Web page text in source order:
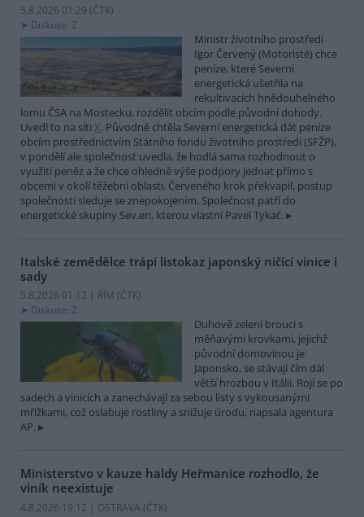
5.8.2026 01:29 (ČTK)
Diskuse: 2
Ministr životního prostředí
Igor Červený (Motoristé) chce
peníze, které Severní
energetická ušetřila na
rekultivacích hnědouhelného
lomu ČSA na Mostecku, rozdělit obcím podle původní dohody.
Uvedl to na síti X. Původně chtěla Severní energetická dát peníze
obcím prostřednictvím Státního fondu životního prostředí (SFŽP),
v pondělí ale společnost uvedla, že hodlá sama rozhodnout o
využití peněz a že chce ohledně výše podpory jednat přímo s
obcemi v okolí těžební oblasti. Červeného krok překvapil, postup
společnosti sleduje se znepokojením. Společnost patří do
energetické skupiny Sev.en, kterou vlastní Pavel Tykač.
Italské zemědělce trápí listokaz japonský ničící vinice i
sady
5.8.2026 01:12 | ŘÍM (ČTK)
Diskuse: 2
Duhově zelení brouci s
měňavými krovkami, jejichž
původní domovinou je
Japonsko, se stávají čím dál
větší hrozbou v Itálii. Rojí se po
sadech a vinicích a zanechávají za sebou listy s vykousanými
mřížkami, což oslabuje rostliny a snižuje úrodu, napsala agentura
AP.
Ministerstvo v kauze haldy Heřmanice rozhodlo, že
viník neexistuje
4.8.2026 19:12 | OSTRAVA (ČTK)